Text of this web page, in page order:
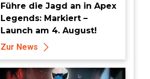
Führe die Jagd an in Apex
Legends: Markiert –
Launch am 4. August!
Zur News